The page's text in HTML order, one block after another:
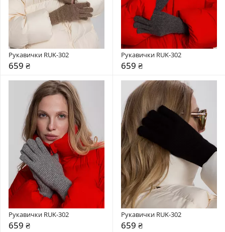
Рукавички RUK-302
659 ₴
Рукавички RUK-302
659 ₴
Рукавички RUK-302
659 ₴
Рукавички RUK-302
659 ₴